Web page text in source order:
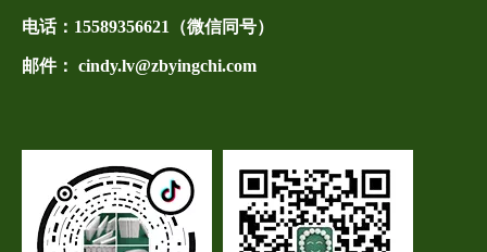
电话： 15589356621（微信同号）
邮件： cindy.lv@zbyingchi.com